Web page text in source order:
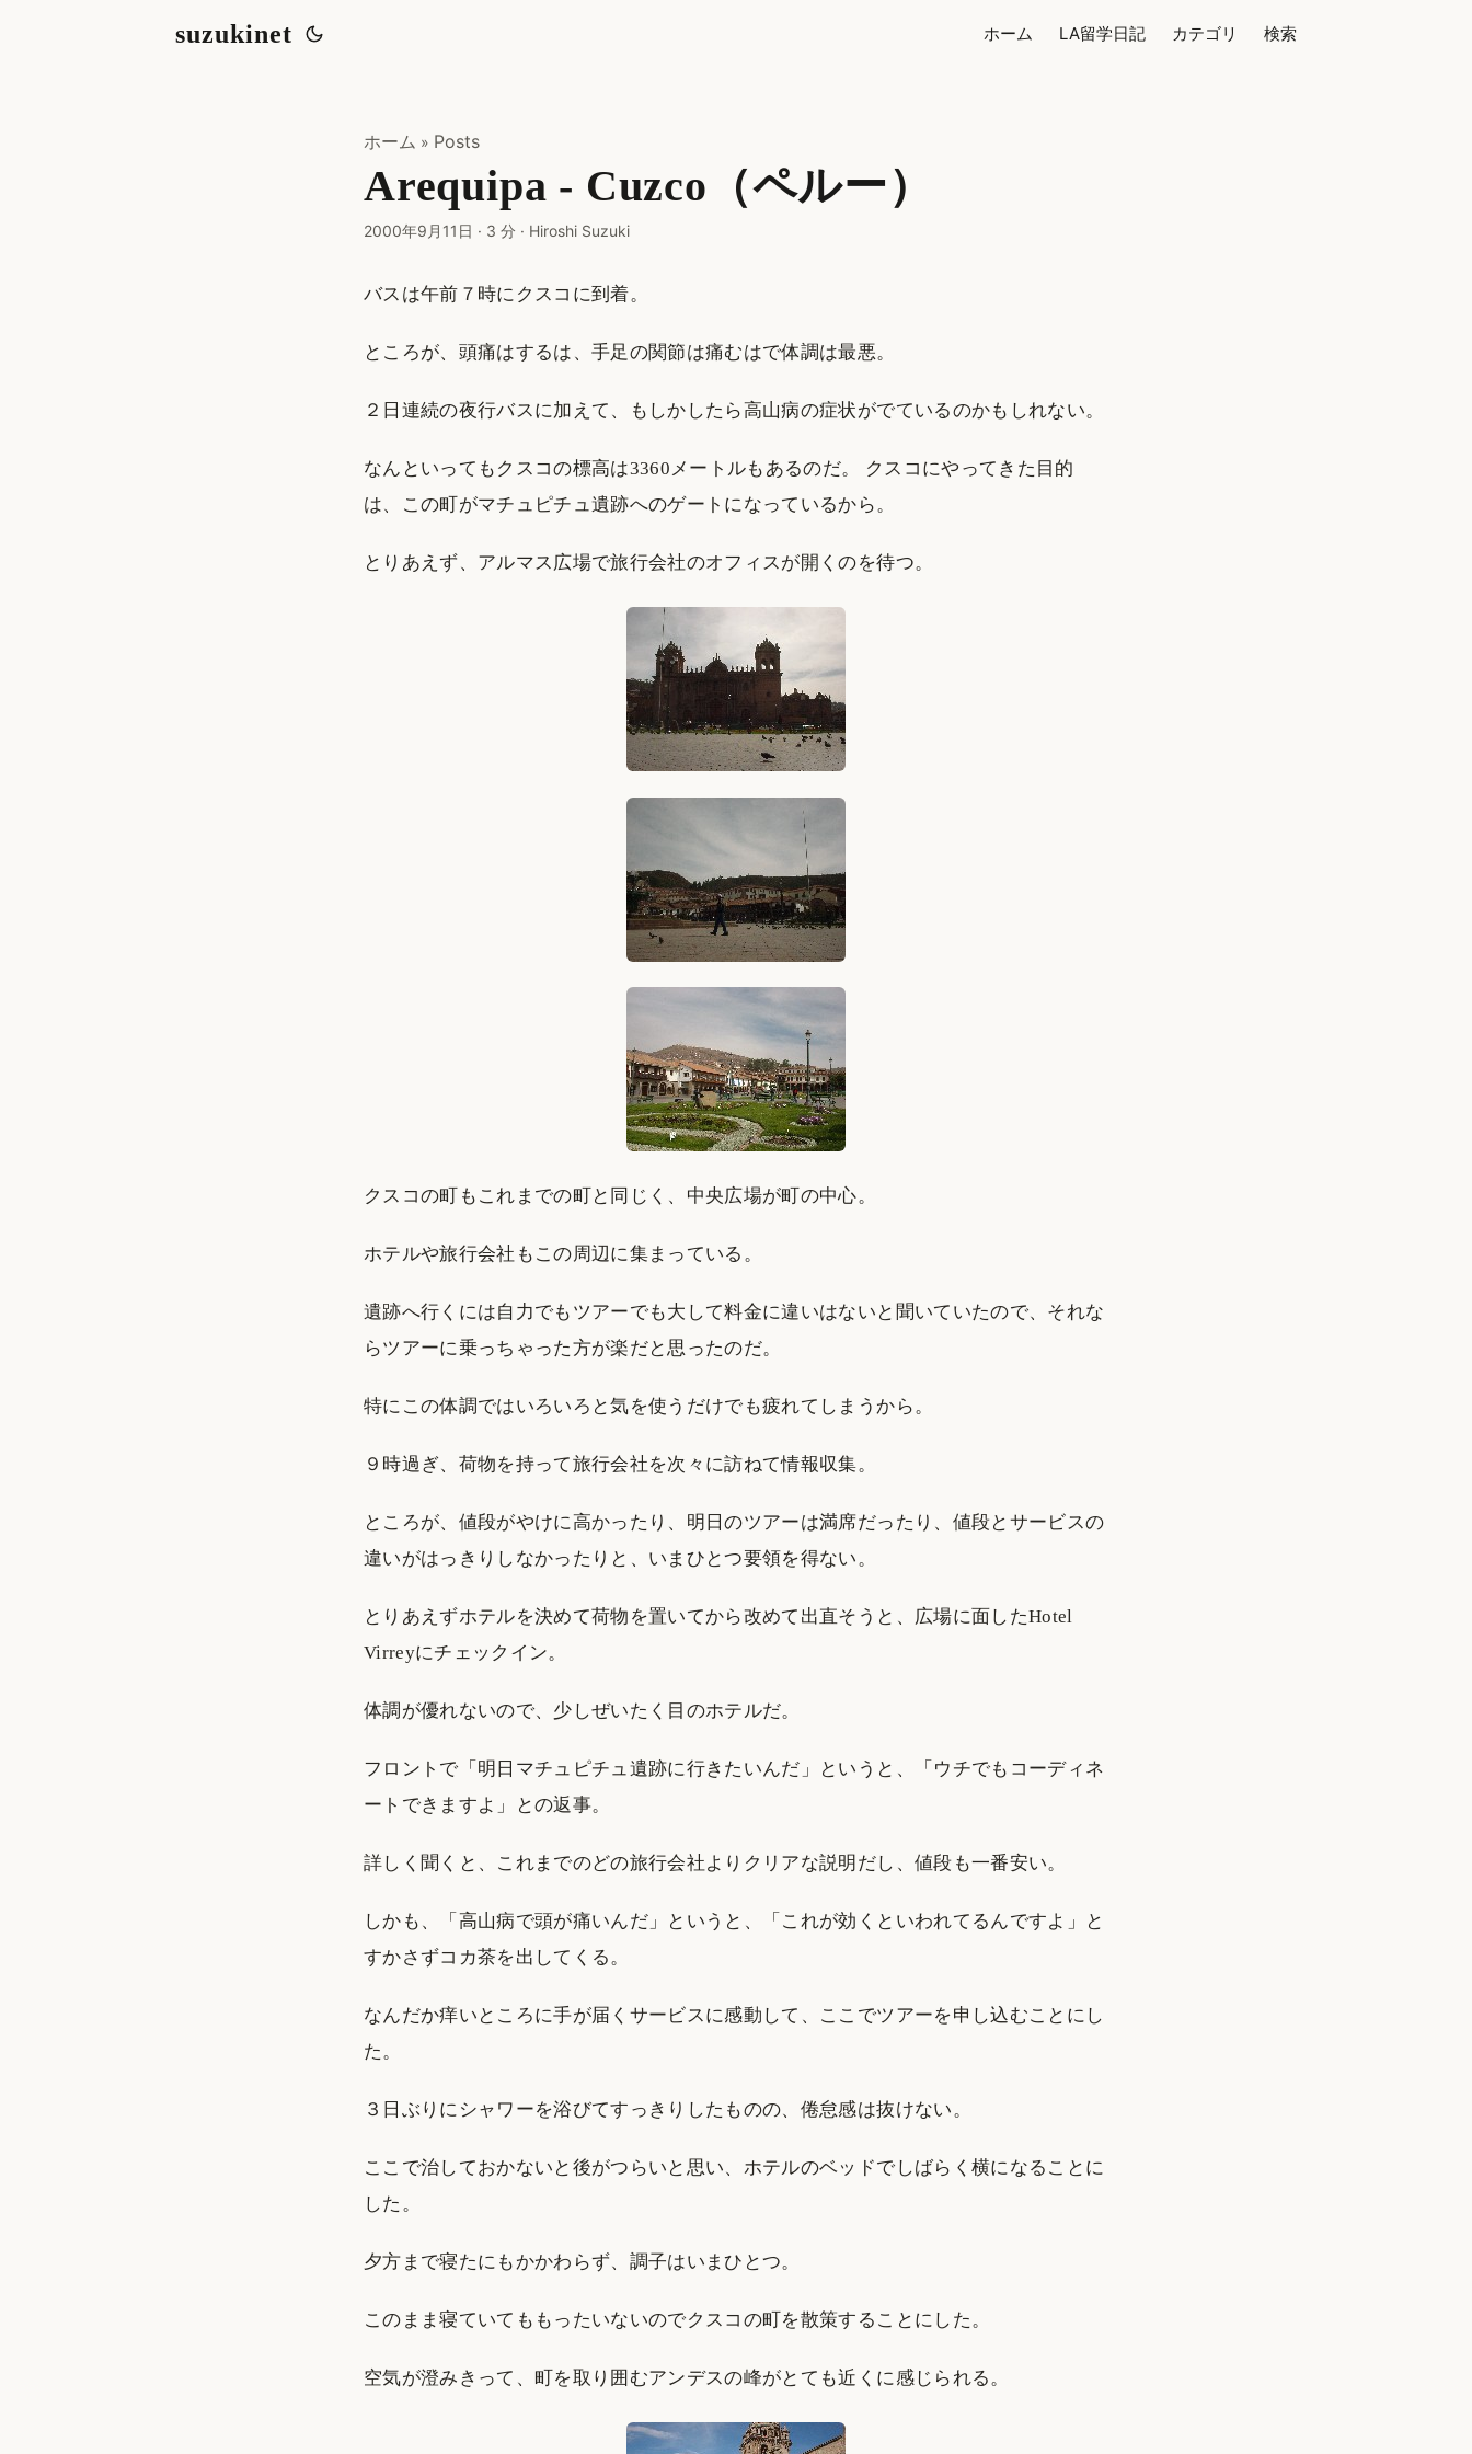
suzukinet ホーム LA留学日記 カテゴリ 検索
ホーム » Posts
Arequipa - Cuzco（ペルー）
2000年9月11日 · 3 分 · Hiroshi Suzuki
バスは午前７時にクスコに到着。
ところが、頭痛はするは、手足の関節は痛むはで体調は最悪。
２日連続の夜行バスに加えて、もしかしたら高山病の症状がでているのかもしれない。
なんといってもクスコの標高は3360メートルもあるのだ。 クスコにやってきた目的
は、この町がマチュピチュ遺跡へのゲートになっているから。
とりあえず、アルマス広場で旅行会社のオフィスが開くのを待つ。
クスコの町もこれまでの町と同じく、中央広場が町の中心。
ホテルや旅行会社もこの周辺に集まっている。
遺跡へ行くには自力でもツアーでも大して料金に違いはないと聞いていたので、それな
らツアーに乗っちゃった方が楽だと思ったのだ。
特にこの体調ではいろいろと気を使うだけでも疲れてしまうから。
９時過ぎ、荷物を持って旅行会社を次々に訪ねて情報収集。
ところが、値段がやけに高かったり、明日のツアーは満席だったり、値段とサービスの
違いがはっきりしなかったりと、いまひとつ要領を得ない。
とりあえずホテルを決めて荷物を置いてから改めて出直そうと、広場に面したHotel
Virreyにチェックイン。
体調が優れないので、少しぜいたく目のホテルだ。
フロントで「明日マチュピチュ遺跡に行きたいんだ」というと、「ウチでもコーディネ
ートできますよ」との返事。
詳しく聞くと、これまでのどの旅行会社よりクリアな説明だし、値段も一番安い。
しかも、「高山病で頭が痛いんだ」というと、「これが効くといわれてるんですよ」と
すかさずコカ茶を出してくる。
なんだか痒いところに手が届くサービスに感動して、ここでツアーを申し込むことにし
た。
３日ぶりにシャワーを浴びてすっきりしたものの、倦怠感は抜けない。
ここで治しておかないと後がつらいと思い、ホテルのベッドでしばらく横になることに
した。
夕方まで寝たにもかかわらず、調子はいまひとつ。
このまま寝ていてももったいないのでクスコの町を散策することにした。
空気が澄みきって、町を取り囲むアンデスの峰がとても近くに感じられる。